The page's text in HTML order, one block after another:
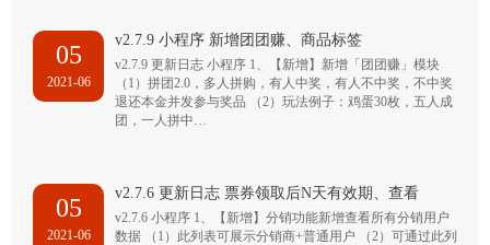
05
2021-06
v2.7.9 小程序 新增团团赚、商品标签
v2.7.9 更新日志 小程序 1、【新增】新增「团团赚」模块
（1）拼团2.0，多人拼购，有人中奖，有人不中奖，不中奖
退还本金并发参与奖品 （2）玩法例子：鸡蛋30枚，五人成
团，一人拼中…
05
2021-06
v2.7.6 更新日志 票券领取后N天有效期、查看
v2.7.6 小程序 1、【新增】分销功能新增查看所有分销用户
数据 （1）此列表可展示分销商+普通用户 （2）可通过此列